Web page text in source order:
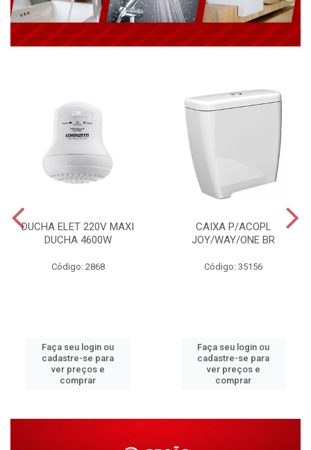
DUCHA ELET 220V MAXI
DUCHA 4600W
Código: 2868
Faça seu login ou
cadastre-se para
ver preços e
comprar
CAIXA P/ACOPL
JOY/WAY/ONE BR
Código: 35156
Faça seu login ou
cadastre-se para
ver preços e
comprar